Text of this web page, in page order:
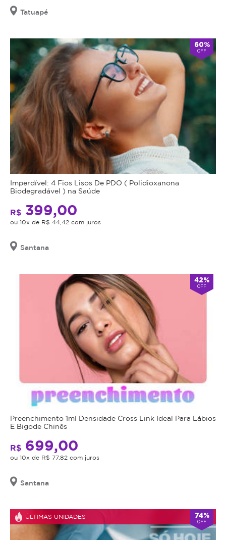
Tatuapé
60%
OFF
Imperdível: 4 Fios Lisos De PDO ( Polidioxanona
Biodegradável ) na Saúde
R$ 399,00
ou 10x de R$ 44,42 com juros
Santana
42%
OFF
Preenchimento 1ml Densidade Cross Link Ideal Para Lábios
E Bigode Chinês
R$ 699,00
ou 10x de R$ 77,82 com juros
Santana
ÚLTIMAS UNIDADES 74%
OFF